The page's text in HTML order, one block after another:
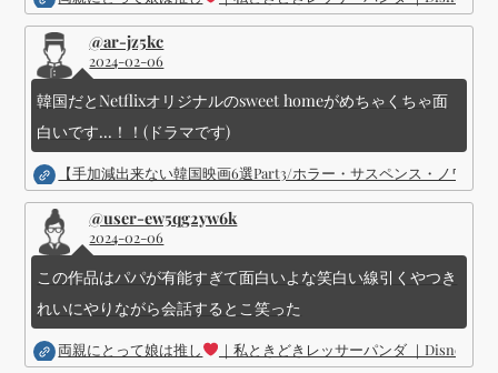
@ar-jz5kc
2024-02-06
韓国だとNetflixオリジナルのsweet homeがめちゃくちゃ面
白いです...！！(ドラマです)
【手加減出来ない韓国映画6選Part3/ホラー・サスペンス・ノワー
@user-ew5qg2yw6k
2024-02-06
この作品はパパが有能すぎて面白いよな笑白い線引くやつき
れいにやりながら会話するとこ笑った
両親にとって娘は推し ｜私ときどきレッサーパンダ ｜Disney (